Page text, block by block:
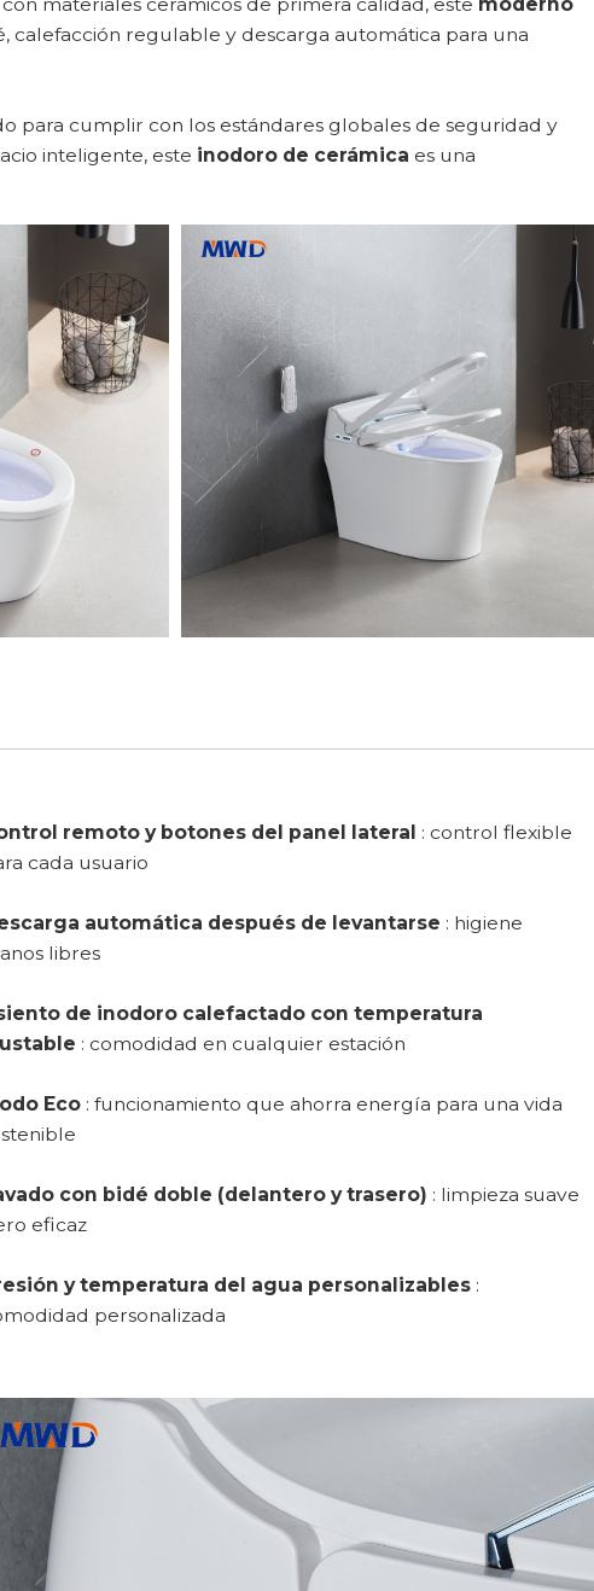
calefacción regulable y descarga automática para una
para cumplir con los estándares globales de seguridad y
inteligente, este inodoro de cerámica es una
remoto y botones del panel lateral : control flexible
cada usuario
automática después de levantarse : higiene
libres
de inodoro calefactado con temperatura
: comodidad en cualquier estación
Eco : funcionamiento que ahorra energía para una vida
con bidé doble (delantero y trasero) : limpieza suave
eficaz
y temperatura del agua personalizables :
personalizada